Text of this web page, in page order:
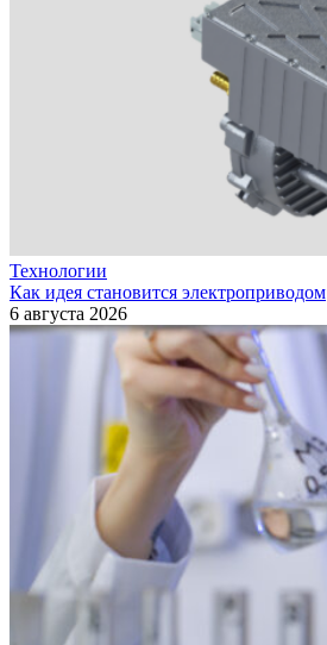
Технологии
Как идея становится электроприводом
6 августа 2026